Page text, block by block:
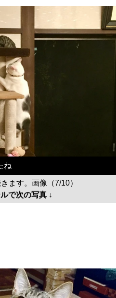
ね
ます。画像（7/10）
で次の写真 ↓